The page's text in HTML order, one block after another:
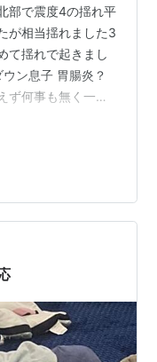
部で震度4の揺れ平
が相当揺れました3
て揺れで起きまし
ン息子 胃腸炎？
ず何事も無く一安
震度6とか想像でき
し方なし！ パパ弁
りすぎても続かな
ぶる癖があるので
したが、自分で取